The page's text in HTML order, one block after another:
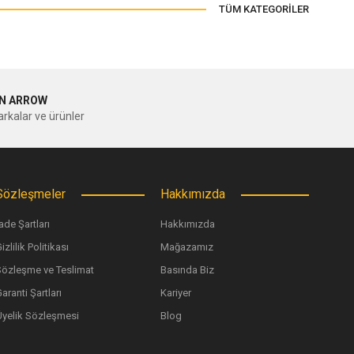
TÜM KATEGORİLER
ARROW
ve ürünler
Şartları
Politikası
ve Teslimat
Şartları
Sözleşmesi
Hakkımızda
Hakkımızda
Mağazamız
Basında Biz
Kariyer
Blog